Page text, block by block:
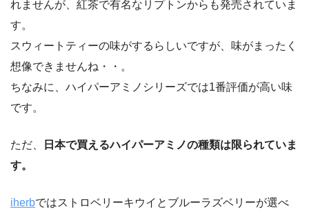
れませんが、紅茶で有名なリプトンからも発売されていま
す。
スウィートティーの味がするらしいですが、味がまったく
想像できませんね・・。
ちなみに、ハイパーアミノシリーズでは1番評価が高い味
です。
ただ、
日本で買えるハイパーアミノの種類は限られていま
す。
iherbではストロベリーキウイとブルーラズベリーが選べ